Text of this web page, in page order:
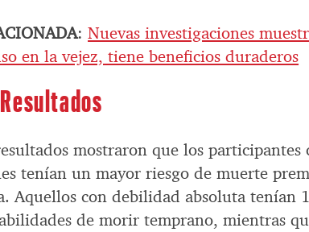
:Nuevas investigaciones
en la vejez, tiene beneficios duraderos
mostraron que los participantes
tenían un mayor riesgo de muerte
Aquellos con debilidad absoluta tenían
de morir temprano, mientras